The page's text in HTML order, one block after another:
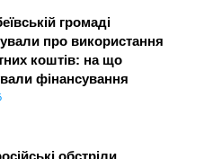
громаді
про використання
коштів: на що
фінансування